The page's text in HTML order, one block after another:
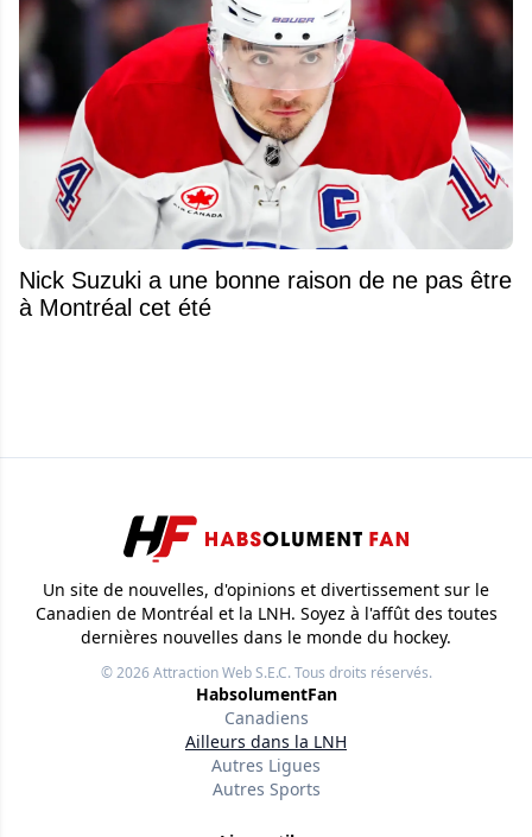
Nick Suzuki a une bonne raison de ne pas être
à Montréal cet été
Un site de nouvelles, d'opinions et divertissement sur le
Canadien de Montréal et la LNH. Soyez à l'affût des toutes
dernières nouvelles dans le monde du hockey.
© 2026Attraction Web S.E.C.Tous droits réservés.
HabsolumentFan
Canadiens
Ailleurs dans la LNH
Autres Ligues
Autres Sports